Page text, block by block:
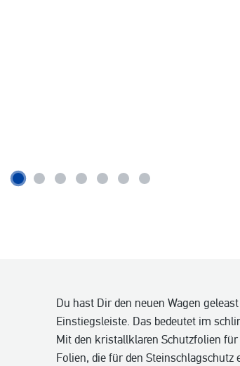
Du hast Dir den neuen Wagen
Einstiegsleiste. Das bedeutet im
Mit den kristallklaren Schutzfolien
Folien, die für den Steinschlagschutz